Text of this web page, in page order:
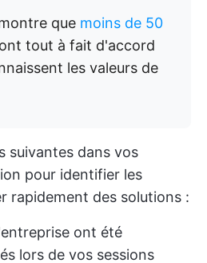
que moins de 50
tout à fait d'accord
les valeurs de
suivantes dans vos
pour identifier les
rapidement des solutions :
ont été
lors de vos sessions